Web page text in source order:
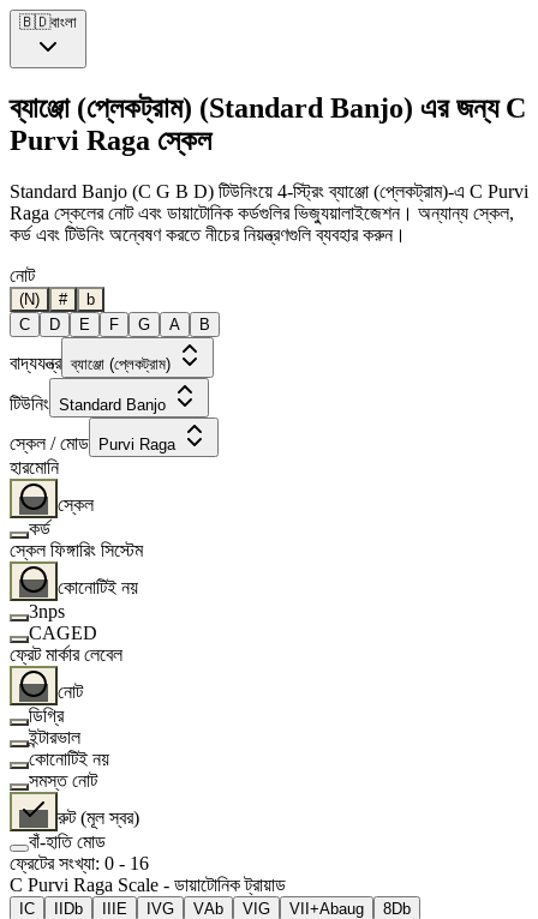
🇧🇩বাংলা
ব্যাঞ্জো (প্লেকট্রাম) (Standard Banjo) এর জন্য C
Purvi Raga স্কেল
Standard Banjo (C G B D) টিউনিংয়ে 4-স্ট্রিং ব্যাঞ্জো (প্লেকট্রাম)-এ C Purvi
Raga স্কেলের নোট এবং ডায়াটোনিক কর্ডগুলির ভিজ্যুয়ালাইজেশন। অন্যান্য স্কেল,
কর্ড এবং টিউনিং অন্বেষণ করতে নীচের নিয়ন্ত্রণগুলি ব্যবহার করুন।
নোট
(N) #
b
C
D E F G A B
বাদ্যযন্ত্র ব্যাঞ্জো (প্লেকট্রাম)
টিউনিং Standard Banjo
স্কেল / মোড Purvi Raga
হারমোনি
স্কেল
কর্ড
স্কেল ফিঙ্গারিং সিস্টেম
কোনোটিই নয়
3nps
CAGED
ফ্রেট মার্কার লেবেল
নোট
ডিগ্রি
ইন্টারভাল
কোনোটিই নয়
সমস্ত নোট
রুট (মূল স্বর)
বাঁ-হাতি মোড
ফ্রেটের সংখ্যা: 0 - 16
C Purvi Raga Scale - ডায়াটোনিক ট্রায়াড
C Db E IVG VAb VI G VII+Abaug 8Db